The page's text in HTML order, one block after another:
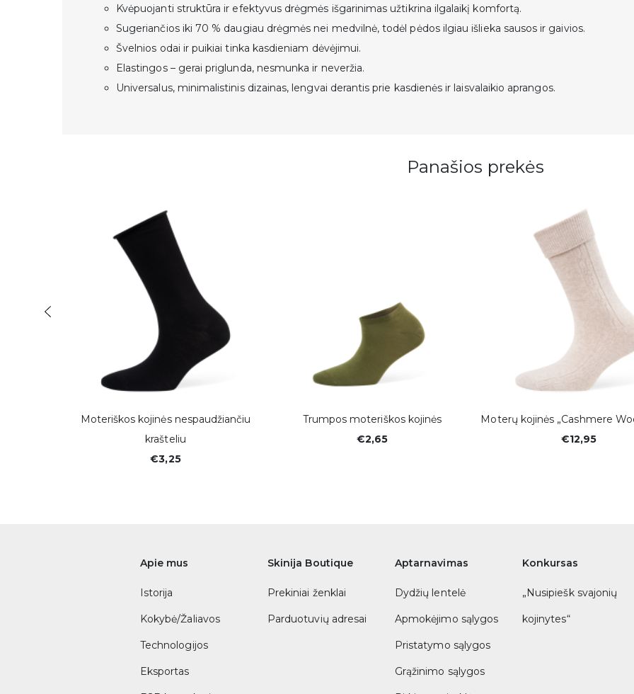
Kvėpuojanti struktūra ir efektyvus drėgmės išgarinimas užtikrina ilgalaikį komfortą.
Sugeriančios iki 70 % daugiau drėgmės nei medvilnė, todėl pėdos ilgiau išlieka sausos ir gaivios.
Švelnios odai ir puikiai tinka kasdieniam dėvėjimui.
Elastingos – gerai priglunda, nesmunka ir neveržia.
Universalus, minimalistinis dizainas, lengvai derantis prie kasdienės ir laisvalaikio aprangos.
Panašios prekės
Moteriškos kojinės nespaudžiančiu
krašteliu
€3,25
Trumpos moteriškos kojinės
€2,65
Moterų kojinės „Cashmere
€12,95
Apie mus
Istorija
Kokybė/Žaliavos
Technologijos
Eksportas
Skinija Boutique
Prekiniai ženklai
Parduotuvių adresai
Aptarnavimas
Dydžių lentelė
Apmokėjimo sąlygos
Pristatymo sąlygos
Grąžinimo sąlygos
Konkursas
„Nusipiešk svajonių
kojinytes“